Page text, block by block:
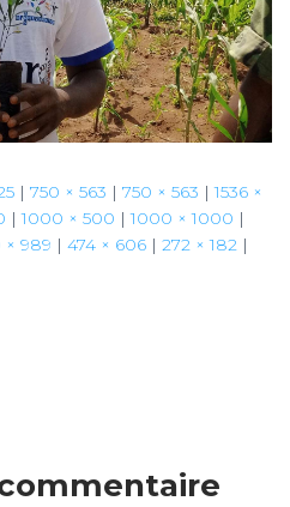
| 750 × 563 | 750 × 563 | 1536 ×
| 1000 × 500 | 1000 × 1000 |
× 989 | 474 × 606 | 272 × 182 |